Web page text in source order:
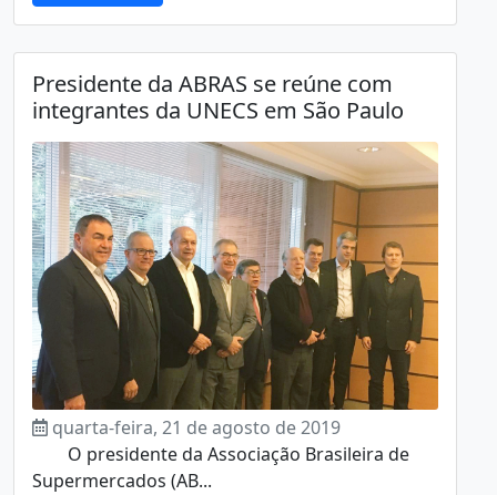
Presidente da ABRAS se reúne com
integrantes da UNECS em São Paulo
quarta-feira, 21 de agosto de 2019
O presidente da Associação Brasileira de
Supermercados (AB...